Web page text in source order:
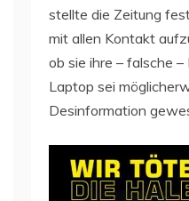
stellte die Zeitung
mit allen Kontakt
ob sie ihre – falsche
Laptop sei
Desinformation